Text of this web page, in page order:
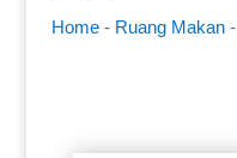
Home- Ruang Makan-